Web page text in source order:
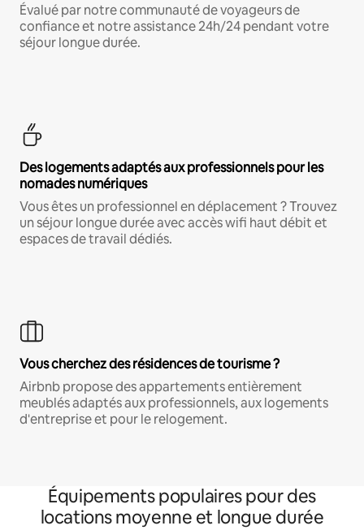
Évalué par notre communauté de voyageurs de
confiance et notre assistance 24h/24 pendant votre
séjour longue durée.
Des logements adaptés aux professionnels pour les
nomades numériques
Vous êtes un professionnel en déplacement ? Trouvez
un séjour longue durée avec accès wifi haut débit et
espaces de travail dédiés.
Vous cherchez des résidences de tourisme ?
Airbnb propose des appartements entièrement
meublés adaptés aux professionnels, aux logements
d'entreprise et pour le relogement.
Équipements populaires pour des
locations moyenne et longue durée